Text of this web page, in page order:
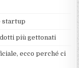
startup
più gettonati
ecco perché ci